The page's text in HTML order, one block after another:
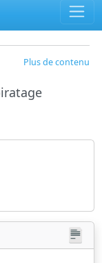
Plus de contenu